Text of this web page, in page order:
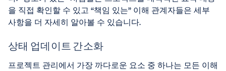
을 직접 확인할 수 있고 “책임 있는” 이해 관계자들은 세부
사항을 더 자세히 알아볼 수 있습니다.
상태 업데이트 간소화
프로젝트 관리에서 가장 까다로운 요소 중 하나는 모든 이해